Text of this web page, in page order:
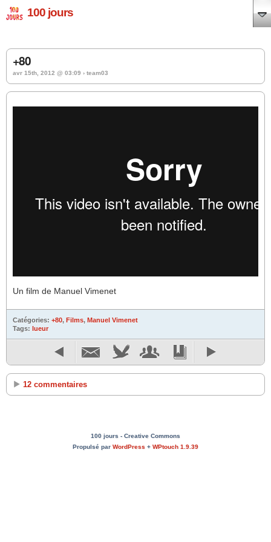
100 jours
+80
avr 15th, 2012 @ 03:09 › team03
Un film de Manuel Vimenet
Catégories: +80, Films, Manuel Vimenet
Tags: lueur
12 commentaires
100 jours - Creative Commons
Propulsé par WordPress + WPtouch 1.9.39